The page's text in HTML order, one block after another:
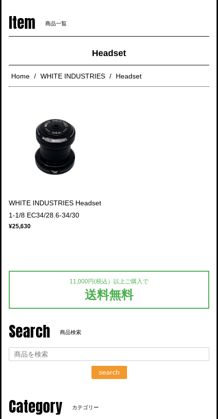
Item 商品一覧
Headset
Home WHITE INDUSTRIES Headset
WHITE INDUSTRIES Headset
1-1/8 EC34/28.6-34/30
¥25,630
11,000円(税込）以上ご購入で
送料無料
Search 商品検索
search
Category カテゴリー